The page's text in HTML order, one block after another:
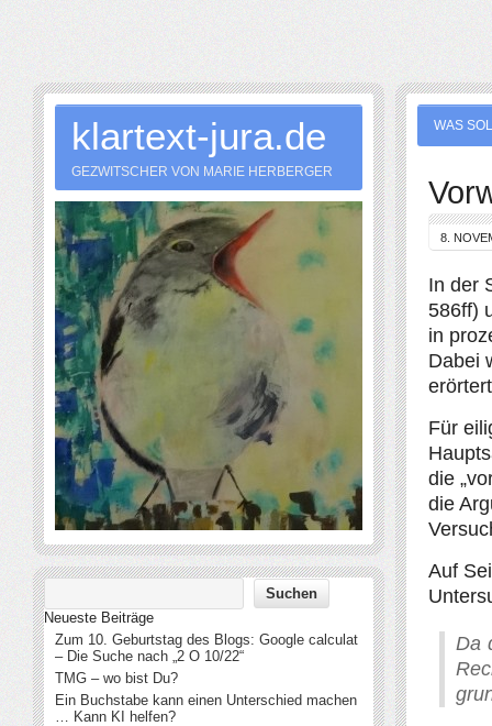
WAS
8.
In der
586ff)
in
Dabei
Für
die
die
Auf
Da
klartext-jura.de
GEZWITSCHER VON MARIE HERBERGER
Neueste Beiträge
Zum 10. Geburtstag des Blogs: Google calculat
– Die Suche nach „2 O 10/22“
TMG – wo bist Du?
Ein Buchstabe kann einen Unterschied machen
… Kann KI helfen?